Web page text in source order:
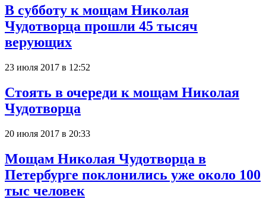
В субботу к мощам Николая
Чудотворца прошли 45 тысяч
верующих
23 июля 2017 в 12:52
Стоять в очереди к мощам Николая
Чудотворца
20 июля 2017 в 20:33
Мощам Николая Чудотворца в
Петербурге поклонились уже около 100
тыс человек